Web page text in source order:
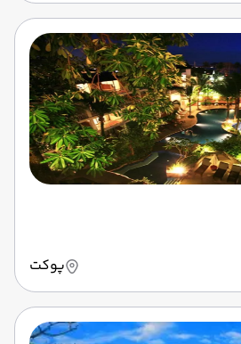
پوکت